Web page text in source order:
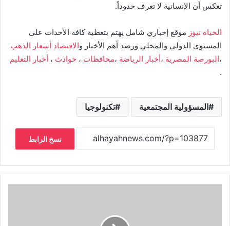
تعكس أن الإنسانية لا تعرف حدوداً.
الحياة نيوز موقع إخباري شامل يهتم بتغطية كافة الأحداث على
المستوى الدولي والمحلي ورصد أهم الأخبار والاقتصاد أسعار الذهب
،البورصة المصرية ،أخبار الرياضة ،محافظات ، حوادث ، أخبار التعليم
.
المسؤولية المجتمعية تكنولوجيا
نسخ الرابط